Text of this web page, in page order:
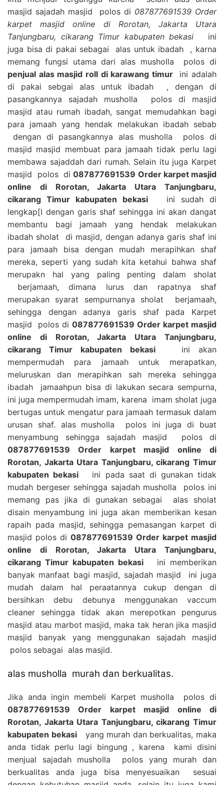
masjid sajadah masjid polos di 087877691539 Order
karpet masjid online di Rorotan, Jakarta Utara
Tanjungbaru, cikarang Timur kabupaten bekasi ini
juga bisa di pakai sebagai alas untuk ibadah , karna
memang fungsi utama dari alas musholla polos di
penjual alas masjid roll di karawang timur ini adalah
di pakai sebgai alas untuk ibadah , dengan di
pasangkannya sajadah musholla polos di masjid
masjid atau rumah ibadah, sangat memudahkan bagi
para jamaah yang hendak melakukan ibadah sebab
dengan di pasangkannya alas musholla polos di
masjid masjid membuat para jamaah tidak perlu lagi
membawa sajaddah dari rumah. Selain itu juga Karpet
masjid polos di087877691539 Order karpet masjid
online di Rorotan, Jakarta Utara Tanjungbaru,
cikarang Timur kabupaten bekasi ini sudah di
lengkap[I dengan garis shaf sehingga ini akan dangat
membantu bagi jamaah yang hendak melakukan
ibadah sholat di masjid, dengan adanya garis shaf ini
para jamaah bisa dengan mudah merapihkan shaf
mereka, seperti yang sudah kita ketahui bahwa shaf
merupakn hal yang paling penting dalam sholat
berjamaah, dimana lurus dan rapatnya shaf
merupakan syarat sempurnanya sholat berjamaah,
sehingga dengan adanya garis shaf pada Karpet
masjid polos di 087877691539 Order karpet masjid
online di Rorotan, Jakarta Utara Tanjungbaru,
cikarang Timur kabupaten bekasi ini akan
mempermudah para jamaah untuk merapatkan,
meluruskan dan merapihkan sah mereka sehingga
ibadah jamaahpun bisa di lakukan secara sempurna,
ini juga mempermudah imam, karena imam sholat juga
bertugas untuk mengatur para jamaah termasuk dalam
urusan shaf. alas musholla polos ini juga di buat
menyambung sehingga sajadah masjid polos di
087877691539 Order karpet masjid online di
Rorotan, Jakarta Utara Tanjungbaru, cikarang Timur
kabupaten bekasi ini pada saat di gunakan tidak
mudah bergeser sehingga sajadah musholla polos ini
memang pas jika di gunakan sebagai alas sholat
disain menyambung ini juga akan memberikan kesan
rapaih pada masjid, sehingga pemasangan karpet di
masjid polos di 087877691539 Order karpet masjid
online di Rorotan, Jakarta Utara Tanjungbaru,
cikarang Timur kabupaten bekasi ini memberikan
banyak manfaat bagi masjid, sajadah masjid ini juga
mudah dalam hal peraatannya cukup dengan di
bersihkan debu debunya menggunakan vaccum
cleaner sehingga tidak akan merepotkan pengurus
masjid atau marbot masjid, maka tak heran jika masjid
masjid banyak yang menggunakan sajadah masjid
polos sebagai alas masjid.
alas musholla murah dan berkualitas.
Jika anda ingin membeli Karpet musholla polos di
087877691539 Order karpet masjid online di
Rorotan, Jakarta Utara Tanjungbaru, cikarang Timur
kabupaten bekasiyang murah dan berkualitas, maka
anda tidak perlu lagi bingung , karena kami disini
menjual sajadah musholla polos yang murah dan
berkualitas anda juga bisa menyesuaikan sesuai